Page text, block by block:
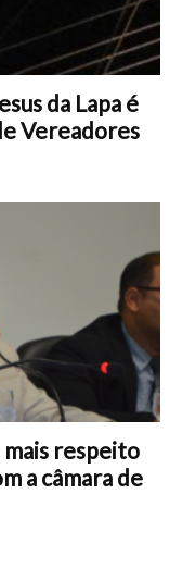
da Lapa é
Vereadores
respeito
a câmara de